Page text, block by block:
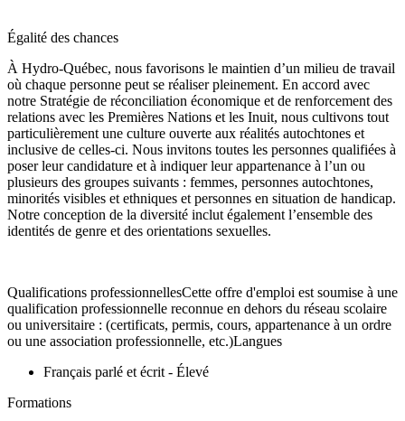
Égalité des chances
À Hydro-Québec, nous favorisons le maintien d’un milieu de travail
où chaque personne peut se réaliser pleinement. En accord avec
notre Stratégie de réconciliation économique et de renforcement des
relations avec les Premières Nations et les Inuit, nous cultivons tout
particulièrement une culture ouverte aux réalités autochtones et
inclusive de celles-ci. Nous invitons toutes les personnes qualifiées à
poser leur candidature et à indiquer leur appartenance à l’un ou
plusieurs des groupes suivants : femmes, personnes autochtones,
minorités visibles et ethniques et personnes en situation de handicap.
Notre conception de la diversité inclut également l’ensemble des
identités de genre et des orientations sexuelles.
Qualifications professionnellesCette offre d'emploi est soumise à une
qualification professionnelle reconnue en dehors du réseau scolaire
ou universitaire : (certificats, permis, cours, appartenance à un ordre
ou une association professionnelle, etc.)Langues
Français parlé et écrit - Élevé
Formations